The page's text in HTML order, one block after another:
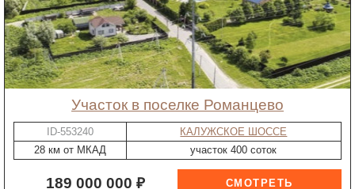
участок в поселке Романцево
ID-553240
КАЛУЖСКОЕ ШОССЕ
28 км от МКАД
участок 400 соток
189 000 000 ₽